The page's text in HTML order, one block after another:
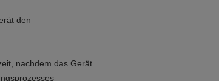
den
nachdem das Gerät